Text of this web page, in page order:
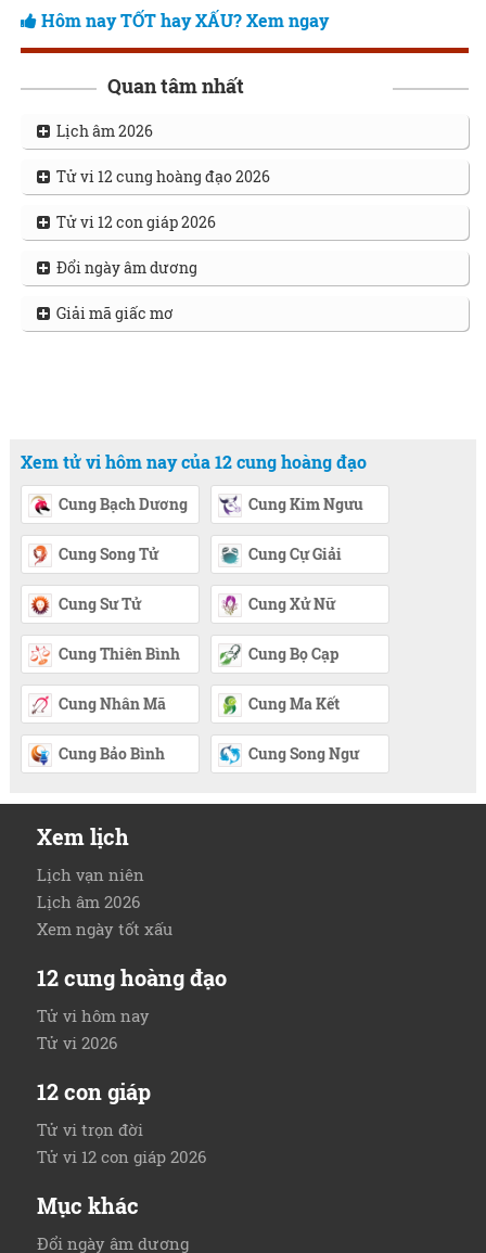
Hôm nay TỐT hay XẤU? Xem ngay
Quan tâm nhất
Lịch âm 2026
Tử vi 12 cung hoàng đạo 2026
Tử vi 12 con giáp 2026
Đổi ngày âm dương
Giải mã giấc mơ
Xem tử vi hôm nay của 12 cung hoàng đạo
Cung Bạch Dương Cung Kim Ngưu
Cung Song Tử Cung Cự Giải
Cung Sư Tử Cung Xử Nữ
Cung Thiên Bình Cung Bọ Cạp
Cung Nhân Mã Cung Ma Kết
Cung Bảo Bình Cung Song Ngư
Xem lịch
Lịch vạn niên
Lịch âm 2026
Xem ngày tốt xấu
12 cung hoàng đạo
Tử vi hôm nay
Tử vi 2026
12 con giáp
Tử vi trọn đời
Tử vi 12 con giáp 2026
Mục khác
Đổi ngày âm dương